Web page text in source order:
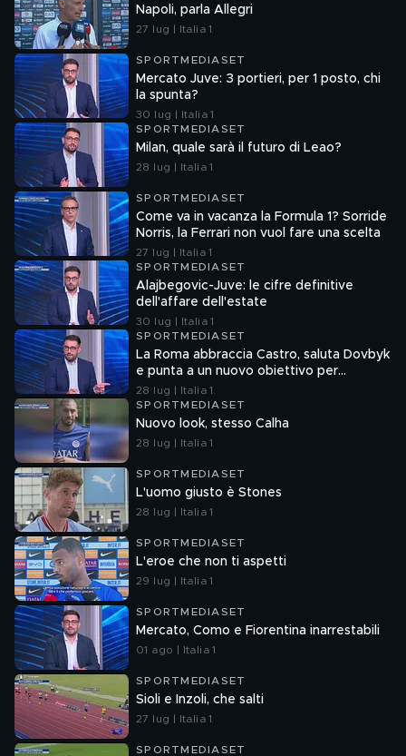
Napoli, parla Allegri
27 lug | Italia 1
SPORTMEDIASET
Mercato Juve: 3 portieri, per 1 posto, chi
la spunta?
30 lug | Italia 1
SPORTMEDIASET
Milan, quale sarà il futuro di Leao?
28 lug | Italia 1
SPORTMEDIASET
Come va in vacanza la Formula 1? Sorride
Norris, la Ferrari non vuol fare una scelta
27 lug | Italia 1
SPORTMEDIASET
Alajbegovic-Juve: le cifre definitive
dell'affare dell'estate
30 lug | Italia 1
SPORTMEDIASET
La Roma abbraccia Castro, saluta Dovbyk
e punta a un nuovo obiettivo per
l'attacco
28 lug | Italia 1
SPORTMEDIASET
Nuovo look, stesso Calha
28 lug | Italia 1
SPORTMEDIASET
L'uomo giusto è Stones
28 lug | Italia 1
SPORTMEDIASET
L'eroe che non ti aspetti
29 lug | Italia 1
SPORTMEDIASET
Mercato, Como e Fiorentina inarrestabili
01 ago | Italia 1
SPORTMEDIASET
Sioli e Inzoli, che salti
27 lug | Italia 1
SPORTMEDIASET